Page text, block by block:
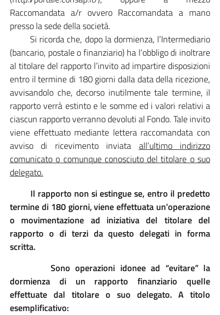
Raccomandata a/r ovvero Raccomandata a mano
presso la sede della società.
Si ricorda che, dopo la dormienza, l’Intermediario
(bancario, postale o finanziario) ha l’obbligo di inoltrare
al titolare del rapporto l’invito ad impartire disposizioni
entro il termine di 180 giorni dalla data della ricezione,
avvisandolo che, decorso inutilmente tale termine, il
rapporto verrà estinto e le somme ed i valori relativi a
ciascun rapporto verranno devoluti al Fondo. Tale invito
viene effettuato mediante lettera raccomandata con
avviso di ricevimento inviata all’ultimo indirizzo
comunicato o comunque conosciuto del titolare o suo
delegato.
Il rapporto non si estingue se, entro il predetto
termine di 180 giorni, viene effettuata un’operazione
o movimentazione ad iniziativa del titolare del
rapporto o di terzi da questo delegati in forma
scritta.
Sono operazioni idonee ad “evitare” la
dormienza di un rapporto finanziario quelle
effettuate dal titolare o suo delegato. A titolo
esemplificativo: